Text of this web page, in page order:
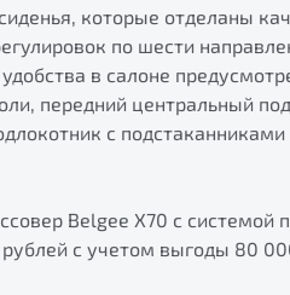
которые отделаны
по шести
в салоне
передний центральный
с подстаканниками
Belgee X70 с системой
с учетом выгоды 80